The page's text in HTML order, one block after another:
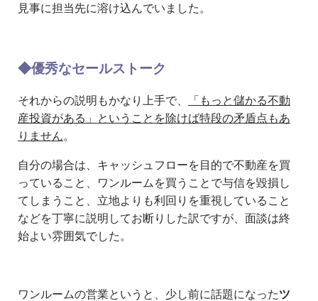
見事に担当先に溶け込んでいました。
◆優秀なセールストーク
それからの説明もかなり上手で、
「もっと儲かる不動
産投資がある」ということを除けば特段の矛盾点もあ
りません。
自分の場合は、キャッシュフローを目的で不動産を買
っていること、ワンルームを買うことで与信を毀損し
てしまうこと、立地よりも利回りを重視していること
などを丁寧に説明してお断りした訳ですが、面談は終
始よい雰囲気でした。
ワンルームの営業というと、少し前に話題になったツ